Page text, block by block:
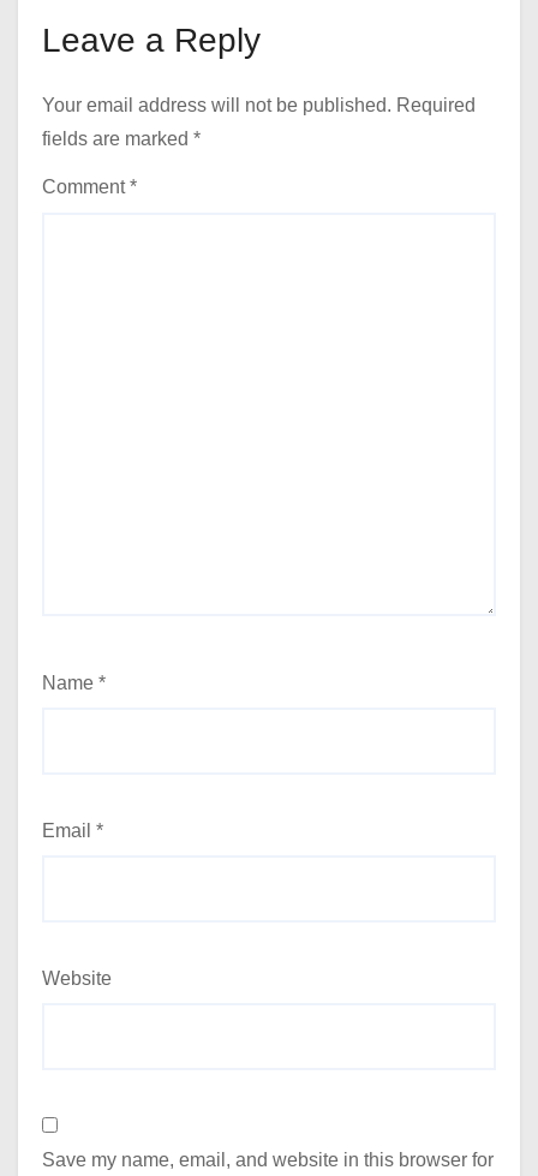
Leave a Reply
Your email address will not be published. Required
fields are marked *
Comment*
Name *
Email *
Website
Save my name, email, and website in this browser for